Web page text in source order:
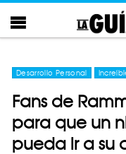
Desarrollo Personal
Fans de
para que un
pueda ir a su